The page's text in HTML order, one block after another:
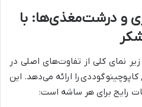
و درشت‌مغذی‌ها: با
نمای کلی از تفاوت‌های اصلی در
گوددی را ارائه می‌دهد. این
رایج برای هر ساشه است: